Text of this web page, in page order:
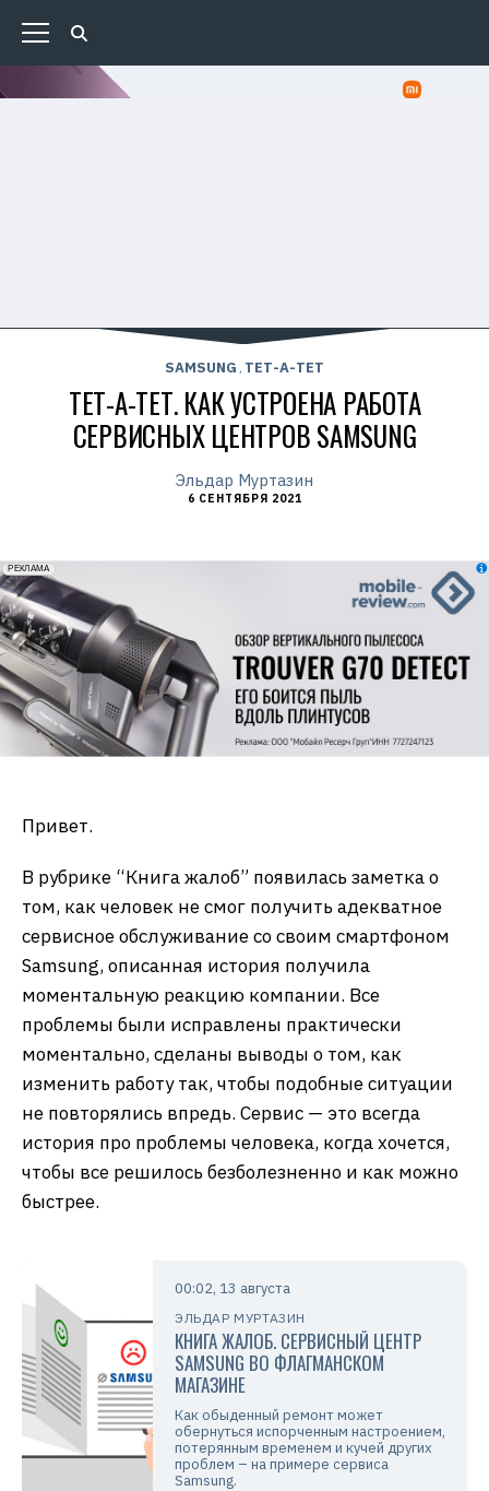
SAMSUNG , ТЕТ-А-ТЕТ
ТЕТ-А-ТЕТ. КАК УСТРОЕНА РАБОТА
СЕРВИСНЫХ ЦЕНТРОВ SAMSUNG
Эльдар Муртазин
6 СЕНТЯБРЯ 2021
erid: 2VfnxxmNzs5
РЕКЛАМА
Привет.
В рубрике “Книга жалоб” появилась заметка о
том, как человек не смог получить адекватное
сервисное обслуживание со своим смартфоном
Samsung, описанная история получила
моментальную реакцию компании. Все
проблемы были исправлены практически
моментально, сделаны выводы о том, как
изменить работу так, чтобы подобные ситуации
не повторялись впредь. Сервис — это всегда
история про проблемы человека, когда хочется,
чтобы все решилось безболезненно и как можно
быстрее.
00:02, 13 августа
ЭЛЬДАР МУРТАЗИН
КНИГА ЖАЛОБ. СЕРВИСНЫЙ ЦЕНТР
SAMSUNG ВО ФЛАГМАНСКОМ
МАГАЗИНЕ
Как обыденный ремонт может
обернуться испорченным настроением,
потерянным временем и кучей других
проблем – на примере сервиса
Samsung.